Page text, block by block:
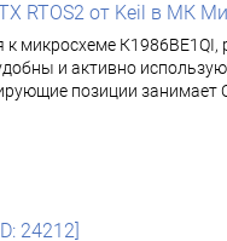
RTOS2 от Keil в МК
микросхеме
и активно
позиции занимает
24212]